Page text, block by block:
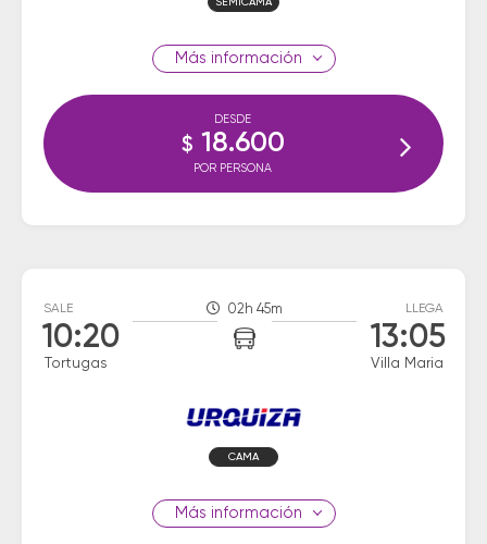
SEMICAMA
información
DESDE
$ 18.600
POR PERSONA
SALE
10:20
Tortugas
02h 45m LLEGA
13:05
Villa Maria
CAMA
información